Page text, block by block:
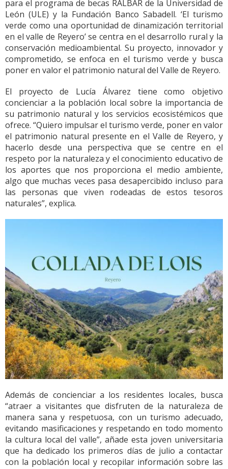
para el programa de becas RALBAR de la Universidad de
León (ULE) y la Fundación Banco Sabadell. ‘El turismo
verde como una oportunidad de dinamización territorial
en el valle de Reyero’ se centra en el desarrollo rural y la
conservación medioambiental. Su proyecto, innovador y
comprometido, se enfoca en el turismo verde y busca
poner en valor el patrimonio natural del Valle de Reyero.
El proyecto de Lucía Álvarez tiene como objetivo
concienciar a la población local sobre la importancia de
su patrimonio natural y los servicios ecosistémicos que
ofrece. “Quiero impulsar el turismo verde, poner en valor
el patrimonio natural presente en el Valle de Reyero, y
hacerlo desde una perspectiva que se centre en el
respeto por la naturaleza y el conocimiento educativo de
los aportes que nos proporciona el medio ambiente,
algo que muchas veces pasa desapercibido incluso para
las personas que viven rodeadas de estos tesoros
naturales”, explica.
Además de concienciar a los residentes locales, busca
“atraer a visitantes que disfruten de la naturaleza de
manera sana y respetuosa, con un turismo adecuado,
evitando masificaciones y respetando en todo momento
la cultura local del valle”, añade esta joven universitaria
que ha dedicado los primeros días de julio a contactar
con la población local y recopilar información sobre las